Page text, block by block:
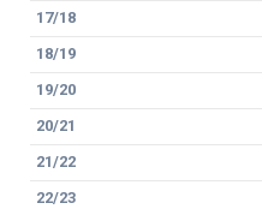
17/18
18/19
19/20
20/21
21/22
22/23